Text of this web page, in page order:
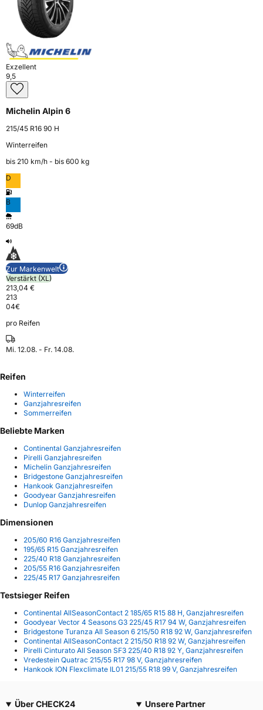
Exzellent
9,5
Michelin Alpin 6
215/45 R16 90 H
Winterreifen
bis 210 km⁠/⁠h - bis 600 kg
D
B
69dB
Zur Markenwelt
Verstärkt (XL)
213,04 €
213
04€
pro Reifen
Mi. 12.08. - Fr. 14.08.
Reifen
Winterreifen
Ganzjahresreifen
Sommerreifen
Beliebte Marken
Continental Ganzjahresreifen
Pirelli Ganzjahresreifen
Michelin Ganzjahresreifen
Bridgestone Ganzjahresreifen
Hankook Ganzjahresreifen
Goodyear Ganzjahresreifen
Dunlop Ganzjahresreifen
Dimensionen
205/60 R16 Ganzjahresreifen
195/65 R15 Ganzjahresreifen
225/40 R18 Ganzjahresreifen
205/55 R16 Ganzjahresreifen
225/45 R17 Ganzjahresreifen
Testsieger Reifen
Continental AllSeasonContact 2 185/65 R15 88 H, Ganzjahresreifen
Goodyear Vector 4 Seasons G3 225/45 R17 94 W, Ganzjahresreifen
Bridgestone Turanza All Season 6 215/50 R18 92 W, Ganzjahresreifen
Continental AllSeasonContact 2 215/50 R18 92 W, Ganzjahresreifen
Pirelli Cinturato All Season SF3 225/40 R18 92 Y, Ganzjahresreifen
Vredestein Quatrac 215/55 R17 98 V, Ganzjahresreifen
Hankook ION Flexclimate IL01 215/55 R18 99 V, Ganzjahresreifen
Über CHECK24 Unsere Partner